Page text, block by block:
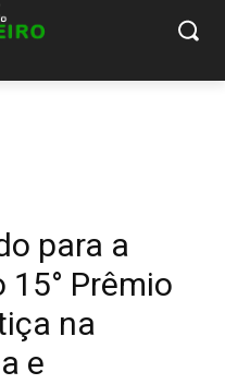
para a
Prêmio
na
e